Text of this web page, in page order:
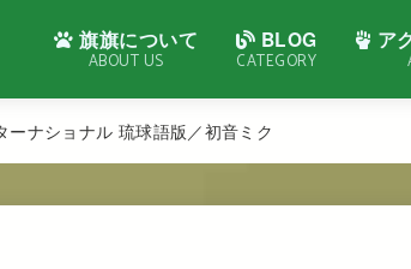
旗旗について
ABOUT US
BLOG
CATEGORY
ア
ーナショナル 琉球語版／初音ミク